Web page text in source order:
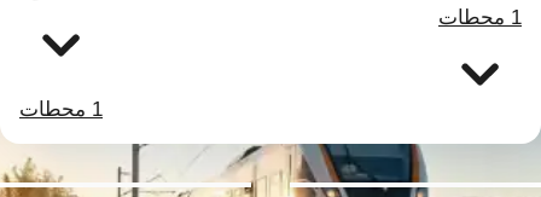
1 محطات
1 محطات